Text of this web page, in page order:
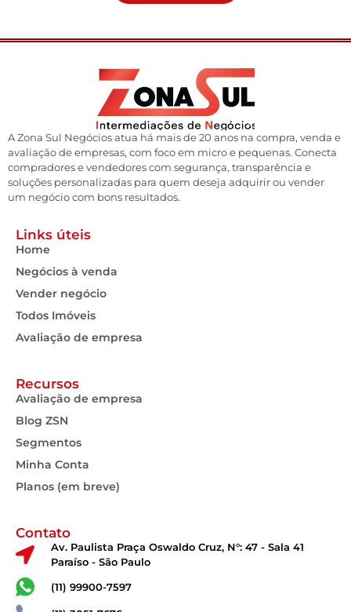
A Zona Sul Negócios atua há mais de 20 anos na compra, venda e
avaliação de empresas, com foco em micro e pequenas. Conecta
compradores e vendedores com segurança, transparência e
soluções personalizadas para quem deseja adquirir ou vender
um negócio com bons resultados.
Links úteis
Home
Negócios à venda
Vender negócio
Todos Imóveis
Avaliação de empresa
Recursos
Avaliação de empresa
Blog ZSN
Segmentos
Minha Conta
Planos (em breve)
Contato
Av. Paulista Praça Oswaldo Cruz, N°: 47 - Sala 41
Paraíso - São Paulo
(11) 99900-7597